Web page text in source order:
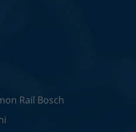
Rail Bosch